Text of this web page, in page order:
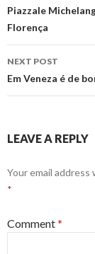
navigation
Piazzale
Florença
NEXT POST
Em Veneza é de
LEAVE A REPLY
Your email address
*
Comment*